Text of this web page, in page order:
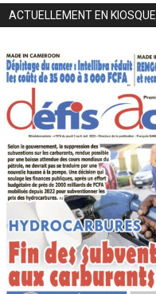
ACTUELLEMENT EN KIOSQUE